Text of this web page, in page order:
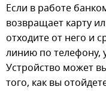
Если в работе
возвращает карту
отходите от него и
линию по телефону,
Устройство может
того, как вы